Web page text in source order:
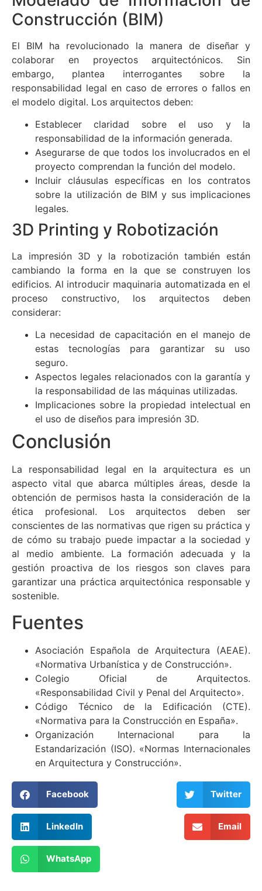
Construcción (BIM)
El BIM ha revolucionado la manera de diseñar y
colaborar en proyectos arquitectónicos. Sin
embargo, plantea interrogantes sobre la
responsabilidad legal en caso de errores o fallos en
el modelo digital. Los arquitectos deben:
Establecer claridad sobre el uso y la
responsabilidad de la información generada.
Asegurarse de que todos los involucrados en el
proyecto comprendan la función del modelo.
Incluir cláusulas específicas en los contratos
sobre la utilización de BIM y sus implicaciones
legales.
3D Printing y Robotización
La impresión 3D y la robotización también están
cambiando la forma en la que se construyen los
edificios. Al introducir maquinaria automatizada en el
proceso constructivo, los arquitectos deben
considerar:
La necesidad de capacitación en el manejo de
estas tecnologías para garantizar su uso
seguro.
Aspectos legales relacionados con la garantía y
la responsabilidad de las máquinas utilizadas.
Implicaciones sobre la propiedad intelectual en
el uso de diseños para impresión 3D.
Conclusión
La responsabilidad legal en la arquitectura es un
aspecto vital que abarca múltiples áreas, desde la
obtención de permisos hasta la consideración de la
ética profesional. Los arquitectos deben ser
conscientes de las normativas que rigen su práctica y
de cómo su trabajo puede impactar a la sociedad y
al medio ambiente. La formación adecuada y la
gestión proactiva de los riesgos son claves para
garantizar una práctica arquitectónica responsable y
sostenible.
Fuentes
Asociación Española de Arquitectura (AEAE).
«Normativa Urbanística y de Construcción».
Colegio Oficial de Arquitectos.
«Responsabilidad Civil y Penal del Arquitecto».
Código Técnico de la Edificación (CTE).
«Normativa para la Construcción en España».
Organización Internacional para la
Estandarización (ISO). «Normas Internacionales
en Arquitectura y Construcción».
Facebook Twitter
LinkedIn Email
WhatsApp